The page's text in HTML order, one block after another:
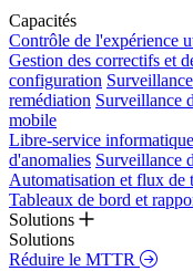
Capacités
Contrôle de l'expérience
Gestion des correctifs et
configuration
remédiation Surveillance
mobile
Libre-service
d'anomalies Surveillance
Automatisation et flux de
Tableaux de bord et
Solutions
Solutions
Réduire le MTTR